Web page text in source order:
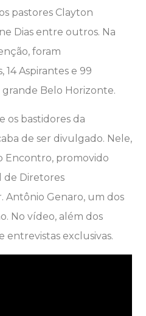
pastores Clayton
Dias entre outros. Na
foram
14 Aspirantes e 99
grande Belo Horizonte.
os bastidores da
de ser divulgado. Nele,
Encontro, promovido
de Diretores
Antônio Genaro, um dos
No vídeo, além dos
entrevistas exclusivas.